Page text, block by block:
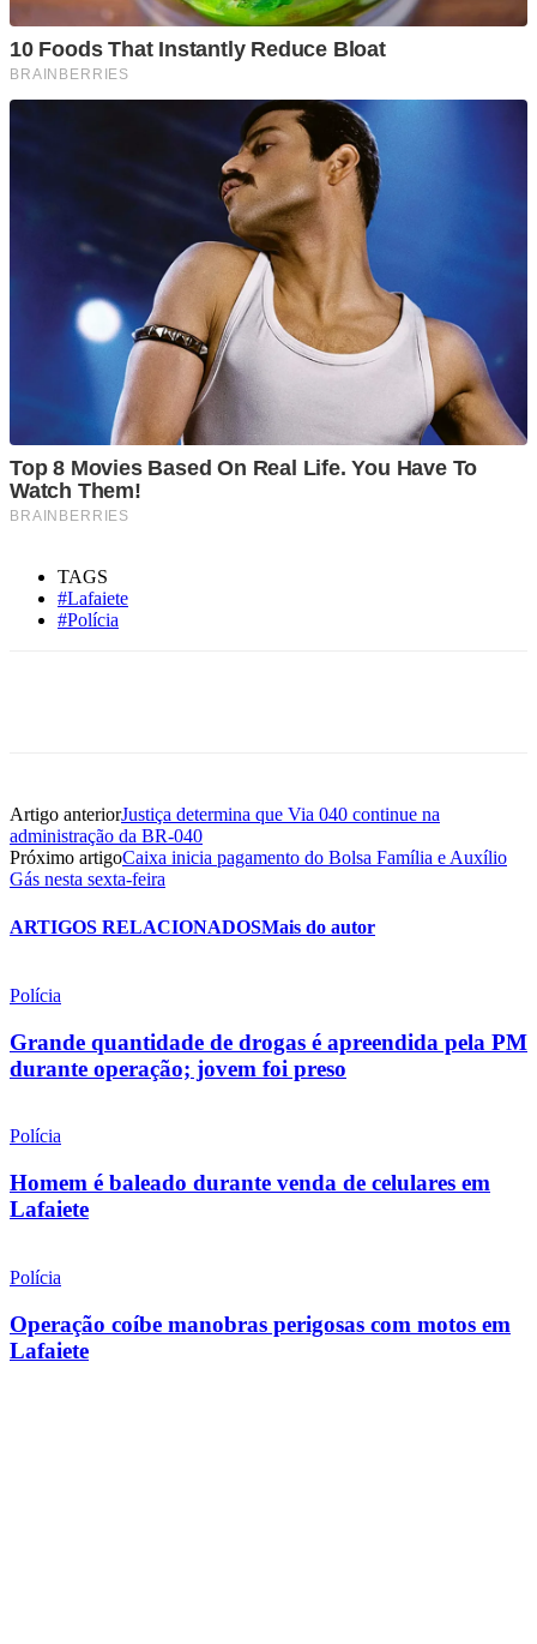
TAGS
#Lafaiete
#Polícia
Artigo anteriorJustiça determina que Via 040 continue na
administração da BR-040
Próximo artigoCaixa inicia pagamento do Bolsa Família e Auxílio
Gás nesta sexta-feira
ARTIGOS RELACIONADOSMais do autor
Polícia
Grande quantidade de drogas é apreendida pela PM
durante operação; jovem foi preso
Polícia
Homem é baleado durante venda de celulares em
Lafaiete
Polícia
Operação coíbe manobras perigosas com motos em
Lafaiete